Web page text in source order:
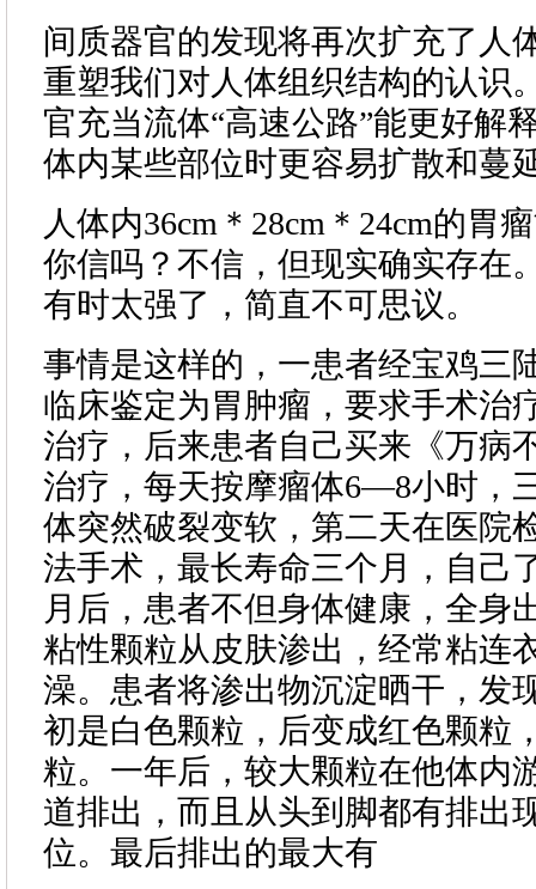
间质器官的发现将再次扩充了人
重塑我们对人体组织结构的认识
官充当流体“高速公路”能更好解
体内某些部位时更容易扩散和蔓
人体内36cm＊28cm＊24cm的胃
你信吗？不信，但现实确实存在
有时太强了，简直不可思议。
事情是这样的，一患者经宝鸡三
临床鉴定为胃肿瘤，要求手术治
治疗，后来患者自己买来《万病
治疗，每天按摩瘤体6—8小时，
体突然破裂变软，第二天在医院
法手术，最长寿命三个月，自己
月后，患者不但身体健康，全身
粘性颗粒从皮肤渗出，经常粘连
澡。患者将渗出物沉淀晒干，发
初是白色颗粒，后变成红色颗粒
粒。一年后，较大颗粒在他体内
道排出，而且从头到脚都有排出
位。最后排出的最大有